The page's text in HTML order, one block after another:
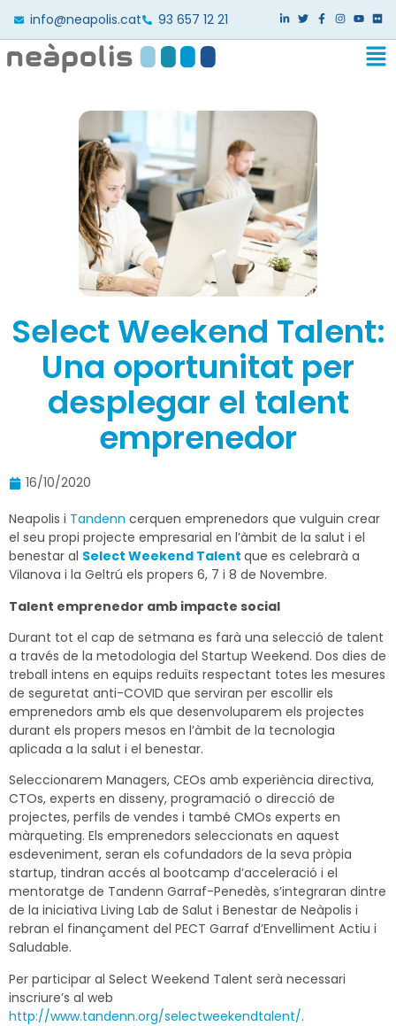
info@neapolis.cat 93 657 12 21
Select Weekend Talent:
Una oportunitat per
desplegar el talent
emprenedor
16/10/2020
Neapolis i Tandenn cerquen emprenedors que vulguin crear
el seu propi projecte empresarial en l’àmbit de la salut i el
benestar al Select Weekend Talent que es celebrarà a
Vilanova i la Geltrú els propers 6, 7 i 8 de Novembre.
Talent emprenedor amb impacte social
Durant tot el cap de setmana es farà una selecció de talent
a través de la metodologia del Startup Weekend. Dos dies de
treball intens en equips reduïts respectant totes les mesures
de seguretat anti-COVID que serviran per escollir els
emprenedors amb els que desenvoluparem els projectes
durant els propers mesos en l’àmbit de la tecnologia
aplicada a la salut i el benestar.
Seleccionarem Managers, CEOs amb experiència directiva,
CTOs, experts en disseny, programació o direcció de
projectes, perfils de vendes i també CMOs experts en
màrqueting. Els emprenedors seleccionats en aquest
esdeveniment, seran els cofundadors de la seva pròpia
startup, tindran accés al bootcamp d’acceleració i el
mentoratge de Tandenn Garraf-Penedès, s’integraran dintre
de la iniciativa Living Lab de Salut i Benestar de Neàpolis i
rebran el finançament del PECT Garraf d’Envelliment Actiu i
Saludable.
Per participar al Select Weekend Talent serà necessari
inscriure’s al web
http://www.tandenn.org/selectweekendtalent/.